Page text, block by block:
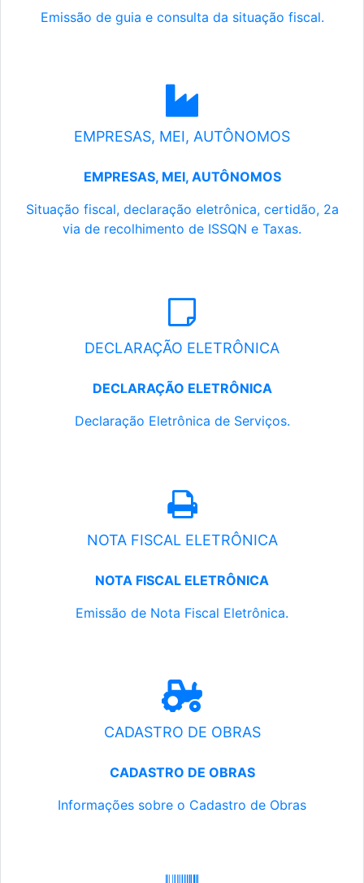
Emissão de guia e consulta da situação fiscal.
EMPRESAS, MEI, AUTÔNOMOS
EMPRESAS, MEI, AUTÔNOMOS
Situação fiscal, declaração eletrônica, certidão, 2a
via de recolhimento de ISSQN e Taxas.
DECLARAÇÃO ELETRÔNICA
DECLARAÇÃO ELETRÔNICA
Declaração Eletrônica de Serviços.
NOTA FISCAL ELETRÔNICA
NOTA FISCAL ELETRÔNICA
Emissão de Nota Fiscal Eletrônica.
CADASTRO DE OBRAS
CADASTRO DE OBRAS
Informações sobre o Cadastro de Obras